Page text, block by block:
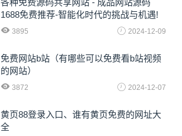
各种免费源码共享网站 - 成品网站源码
1688免费推荐-智能化时代的挑战与机遇!
3895 2024-12-09
免费网站b站（有哪些可以免费看b站视频
的网站）
3872 2024-12-07
黄页88登录入口、谁有黄页免费的网址大
全